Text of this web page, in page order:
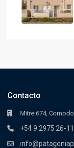
Contacto
Mitre 674,
+54 9 2975 26-